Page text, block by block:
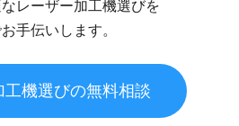
レーザー加工機選びを
手伝いします。
工機選びの無料相談